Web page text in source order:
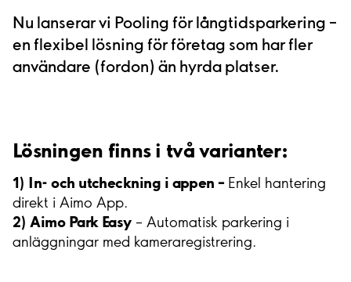
Nu lanserar vi Pooling för långtidsparkering –
en flexibel lösning för företag som har fler
användare (fordon) än hyrda platser.
Lösningen finns i två varianter:
1) In- och utcheckning i appen – Enkel hantering
direkt i Aimo App.
2) Aimo Park Easy– Automatisk parkering i
anläggningar med kameraregistrering.